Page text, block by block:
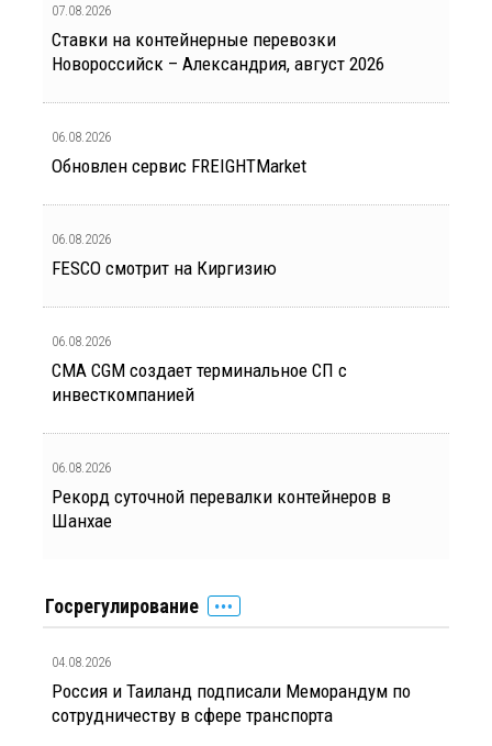
07.08.2026
Ставки на контейнерные перевозки
Новороссийск – Александрия, август 2026
06.08.2026
Обновлен сервис FREIGHTMarket
06.08.2026
FESCO смотрит на Киргизию
06.08.2026
CMA CGM создает терминальное СП с
инвесткомпанией
06.08.2026
Рекорд суточной перевалки контейнеров в
Шанхае
Госрегулирование
04.08.2026
Россия и Таиланд подписали Меморандум по
сотрудничеству в сфере транспорта